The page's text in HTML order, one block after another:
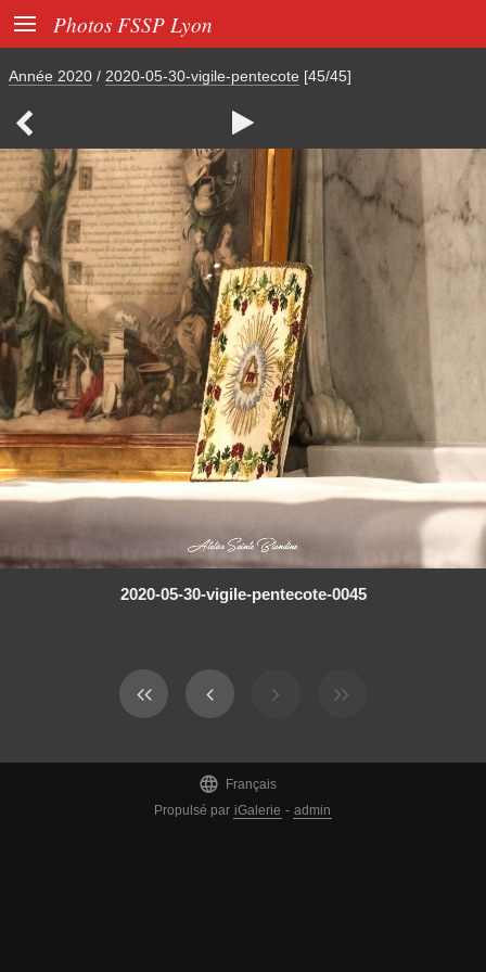
 Photos FSSP Lyon
Année 2020 / 2020-05-30-vigile-pentecote [45/45]
 
2020-05-30-vigile-pentecote-0045

Français
Propulsé par iGalerie - admin